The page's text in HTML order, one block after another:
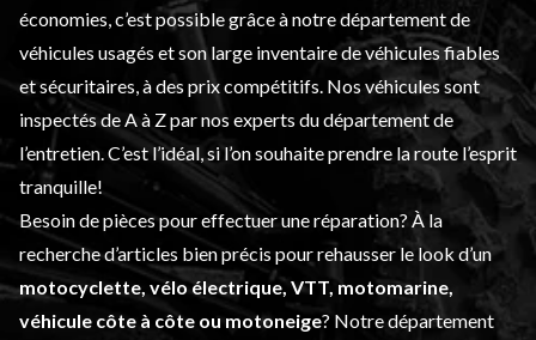
économies, c’est possible grâce à notre département de
véhicules usagés et son large inventaire de véhicules fiables
et sécuritaires, à des prix compétitifs. Nos véhicules sont
inspectés de A à Z par nos experts du département de
l’entretien . C’est l’idéal, si l’on souhaite prendre la route l’esprit
tranquille!
Besoin de pièces pour effectuer une réparation? À la
recherche d’articles bien précis pour rehausser le look d’un
motocyclette, vélo électrique, VTT, motomarine,
véhicule côte à côte ou motoneige? Notre département